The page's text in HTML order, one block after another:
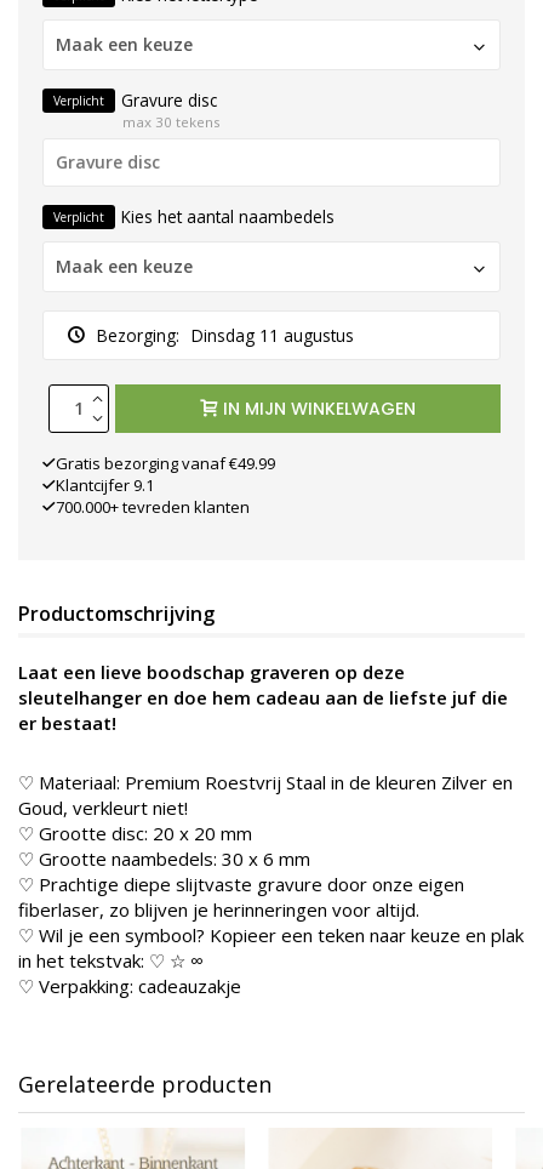
Maak een keuze
Verplicht Gravure disc
max 30 tekens
Verplicht Kies het aantal naambedels
Maak een keuze
Bezorging: Dinsdag 11 augustus
IN MIJN WINKELWAGEN
Gratis bezorging vanaf €49.99
Klantcijfer 9.1
700.000+ tevreden klanten
Productomschrijving
Laat een lieve boodschap graveren op deze
sleutelhanger en doe hem cadeau aan de liefste juf die
er bestaat!
♡ Materiaal: Premium Roestvrij Staal in de kleuren Zilver en
Goud, verkleurt niet!
♡ Grootte disc: 20 x 20 mm
♡ Grootte naambedels: 30 x 6 mm
♡ Prachtige diepe slijtvaste gravure door onze eigen
fiberlaser, zo blijven je herinneringen voor altijd.
♡ Wil je een symbool? Kopieer een teken naar keuze en plak
in het tekstvak: ♡ ☆ ∞
♡ Verpakking: cadeauzakje
Gerelateerde producten